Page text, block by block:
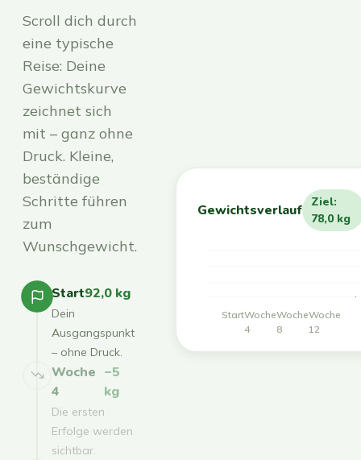
Scroll dich durch
eine typische
Reise: Deine
Gewichtskurve
zeichnet sich
mit – ganz ohne
Druck. Kleine,
beständige
Schritte führen
zum
Wunschgewicht.
Start92,0 kg
Dein
Ausgangspunkt
– ohne Druck.
Woche
4
−5
kg
Die ersten
Erfolge werden
sichtbar.
Gewichtsverlauf
Ziel:
78,0 kg
StartWoche
4
Woche
8
Woche
12